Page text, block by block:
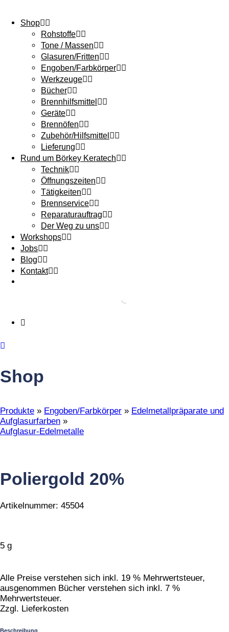
Shop
Rohstoffe
Tone / Massen
Glasuren/Fritten
Engoben/Farbkörper
Werkzeuge
Bücher
Brennhilfsmittel
Geräte
Brennöfen
Zubehör/Hilfsmittel
Lieferung
Rund um Börkey Keratech
Technik
Öffnungszeiten
Tätigkeiten
Brennservice
Reparaturauftrag
Der Weg zu uns
Workshops
Jobs
Blog
Kontakt
Shop
Produkte » Engoben/Farbkörper » Edelmetallpräparate und
Aufglasurfarben »
Aufglasur-Edelmetalle
Poliergold 20%
Artikelnummer: 45504
5 g
Alle Preise verstehen sich inkl. 19 % Mehrwertsteuer,
ausgenommen Bücher verstehen sich inkl. 7 %
Mehrwertsteuer.
Zzgl. Lieferkosten
Beschreibung